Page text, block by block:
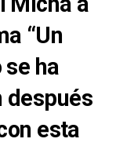
“Un
se ha
después
esta